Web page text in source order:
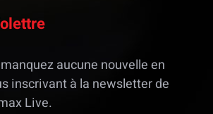
aucune nouvelle en
inscrivant à la newsletter de
Live.